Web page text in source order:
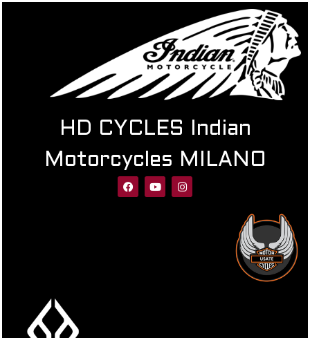
HD CYCLES Indian
Motorcycles MILANO